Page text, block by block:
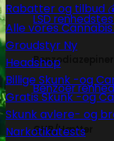
LSD
Benzodiazepiner
Benzoer
GHB/Hætter
Rabatter og tilbud
Alle vores
Groudstyr
Headshop
Billige Skunk -og
Gratis Skunk -og
Skunk avlere- og
Narkotikatests